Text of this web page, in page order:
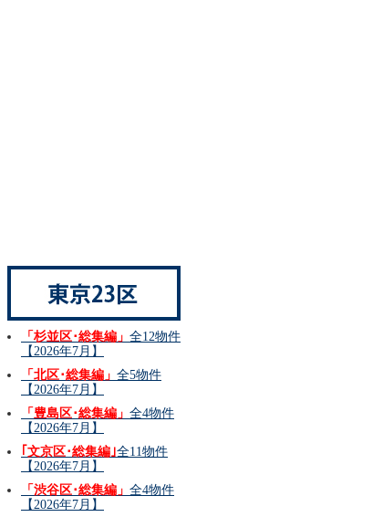
「杉並区･総集編」 全12物件
【2026年7月】
「北区･総集編」 全5物件
【2026年7月】
「豊島区･総集編」 全4物件
【2026年7月】
｢文京区･総集編｣全11物件
【2026年7月】
「渋谷区･総集編」 全4物件
【2026年7月】